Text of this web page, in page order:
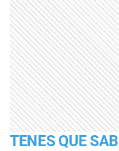
TENES QUE